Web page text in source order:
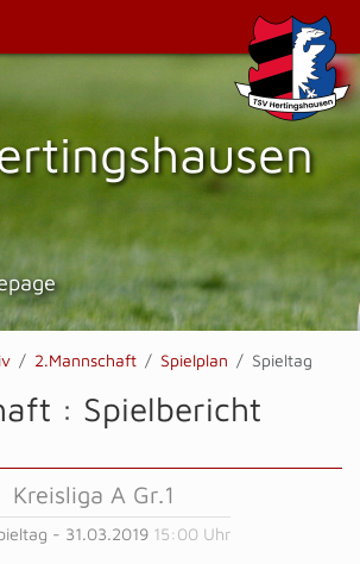
2.Mannschaft Spielplan Spieltag
: Spielbericht
Kreisliga A Gr.1
- 31.03.2019 15:00 Uhr